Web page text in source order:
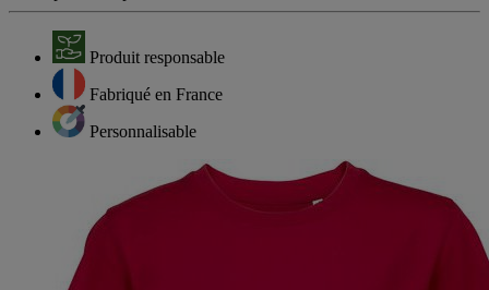
Produit responsable
Fabriqué en France
Personnalisable